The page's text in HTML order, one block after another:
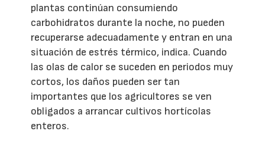
plantas continúan consumiendo
carbohidratos durante la noche, no pueden
recuperarse adecuadamente y entran en una
situación de estrés térmico, indica. Cuando
las olas de calor se suceden en periodos muy
cortos, los daños pueden ser tan
importantes que los agricultores se ven
obligados a arrancar cultivos hortícolas
enteros.